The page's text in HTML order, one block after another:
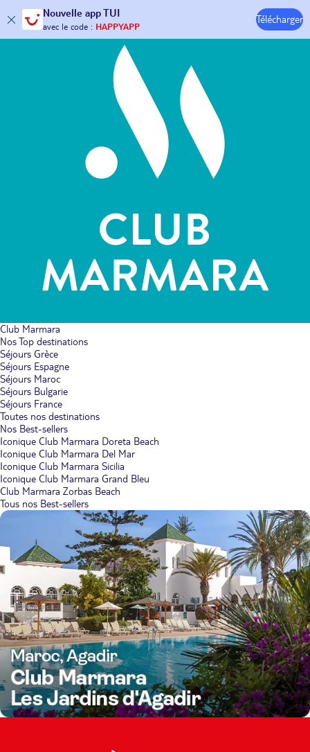
Nouvelle app TUI
30€ offerts*sur votrevoyage !
avec le code :HAPPYAPP
Télécharger
Hôtels & Clubs
Club Marmara
Nos Top destinations
Séjours Grèce
Séjours Espagne
Séjours Maroc
Séjours Bulgarie
Séjours France
Toutes nos destinations
Nos Best-sellers
Iconique Club Marmara Doreta Beach
Iconique Club Marmara Del Mar
Iconique Club Marmara Sicilia
Iconique Club Marmara Grand Bleu
Club Marmara Zorbas Beach
Tous nos Best-sellers